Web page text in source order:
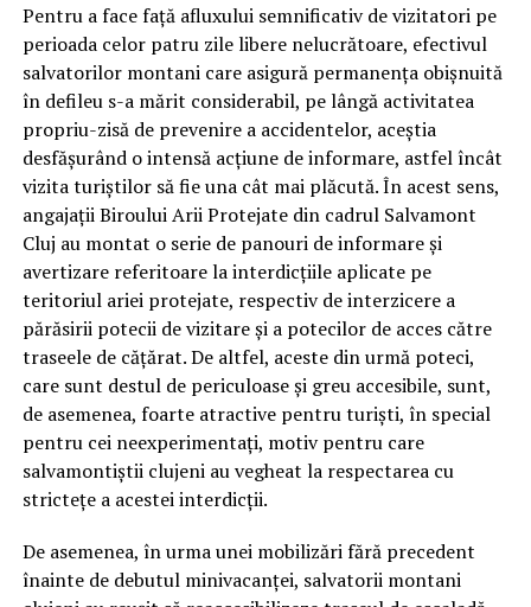
Pentru a face față afluxului semnificativ de vizitatori pe
perioada celor patru zile libere nelucrătoare, efectivul
salvatorilor montani care asigură permanența obișnuită
în defileu s-a mărit considerabil, pe lângă activitatea
propriu-zisă de prevenire a accidentelor, aceștia
desfășurând o intensă acțiune de informare, astfel încât
vizita turiștilor să fie una cât mai plăcută. În acest sens,
angajații Biroului Arii Protejate din cadrul Salvamont
Cluj au montat o serie de panouri de informare și
avertizare referitoare la interdicțiile aplicate pe
teritoriul ariei protejate, respectiv de interzicere a
părăsirii potecii de vizitare și a potecilor de acces către
traseele de cățărat. De altfel, aceste din urmă poteci,
care sunt destul de periculoase și greu accesibile, sunt,
de asemenea, foarte atractive pentru turiști, în special
pentru cei neexperimentați, motiv pentru care
salvamontiștii clujeni au vegheat la respectarea cu
strictețe a acestei interdicții.
De asemenea, în urma unei mobilizări fără precedent
înainte de debutul minivacanței, salvatorii montani